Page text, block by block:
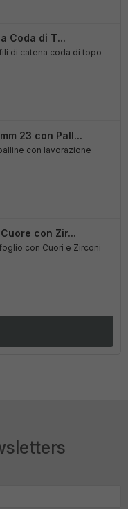
Coda di T...
di catena coda di topo
23 con Pall...
con lavorazione
con Zir...
con Cuori e Zirconi